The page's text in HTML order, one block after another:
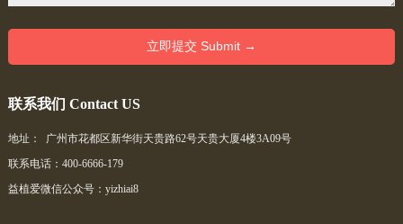
联系我们 Contact US
地址： 广州市花都区新华街天贵路62号天贵大厦4楼3A09号
联系电话：400-6666-179
益植爱微信公众号：yizhiai8